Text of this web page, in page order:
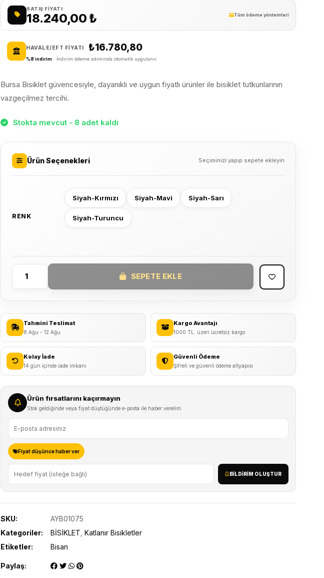
SATIŞ FIYATI
18.240,00 ₺ Tüm ödeme yöntemleri
HAVALE/EFT FIYATI ₺16.780,80
%8 indirim · İndirim ödeme adımında otomatik uygulanır.
Bursa Bisiklet güvencesiyle, dayanıklı ve uygun fiyatlı ürünler ile bisiklet tutkunlarının
vazgeçilmez tercihi.
Stokta mevcut - 8 adet kaldı
Ürün Seçenekleri Seçiminizi yapıp sepete ekleyin
RENK
Siyah-Kırmızı Siyah-Mavi Siyah-Sarı
Siyah-Turuncu
Bisan
TRN
7
Vites
Katlanır
Bisiklet
adet
SEPETE EKLE
Tahmini Teslimat
8 Ağu - 12 Ağu
Kargo Avantajı
1000 TL. üzeri ücretsiz kargo
Kolay İade
14 gün içinde iade imkanı
Güvenli Ödeme
Şifreli ve güvenli ödeme altyapısı
Ürün fırsatlarını kaçırmayın
Stok geldiğinde veya fiyat düştüğünde e-posta ile haber verelim.
Fiyat düşünce haber ver
BILDIRIM OLUŞTUR
SKU:
AYB01075
Kategoriler:
BİSİKLET Katlanır Bisikletler
Etiketler:
Bisan
Paylaş: